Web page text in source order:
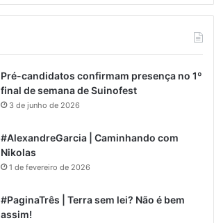
Pré-candidatos confirmam presença no 1º
final de semana de Suinofest
3 de junho de 2026
#AlexandreGarcia | Caminhando com
Nikolas
1 de fevereiro de 2026
#PaginaTrês | Terra sem lei? Não é bem
assim!